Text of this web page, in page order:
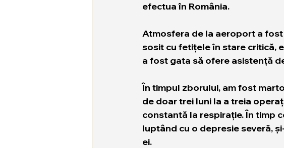
efectua în România.
Atmosfera de la aeroport a
sosit cu fetițele în stare critică,
a fost gata să ofere asistență
În timpul zborului, am fost
de doar trei luni la a treia
constantă la respirație. În timp
luptând cu o depresie severă,
ei.